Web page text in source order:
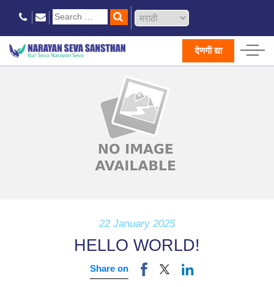
देणगी द्या
22 January 2025
HELLO WORLD!
Share on